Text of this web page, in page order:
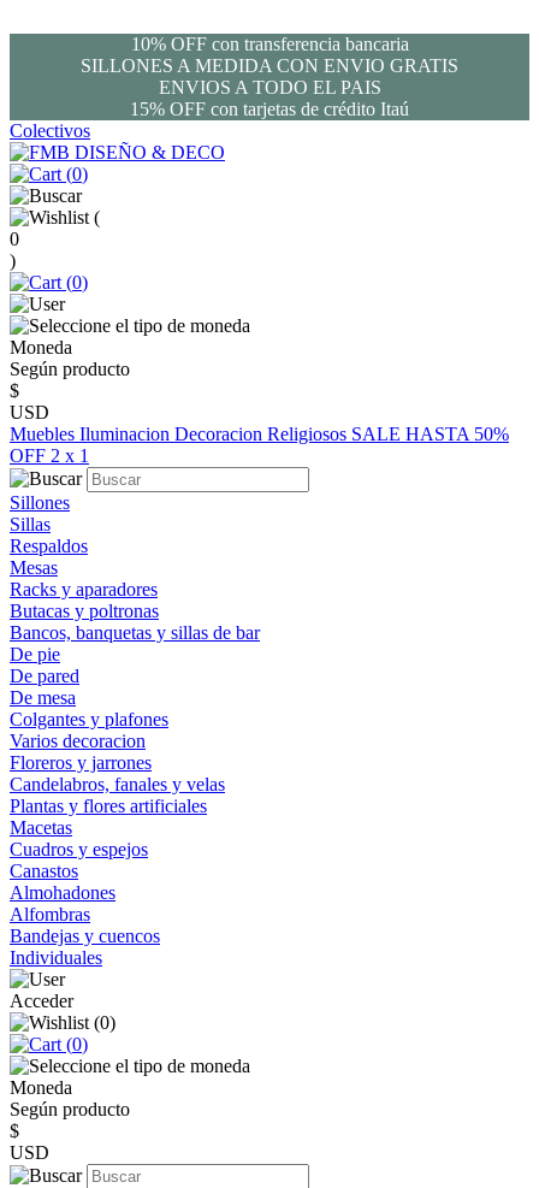
10% OFF con transferencia bancaria
SILLONES A MEDIDA CON ENVIO GRATIS
ENVIOS A TODO EL PAIS
15% OFF con tarjetas de crédito Itaú
Colectivos
(0)
(
0
)
(0)
Moneda
Según producto
$
USD
Muebles Iluminacion Decoracion Religiosos SALE HASTA 50%
OFF 2 x 1
Sillones
Sillas
Respaldos
Mesas
Racks y aparadores
Butacas y poltronas
Bancos, banquetas y sillas de bar
De pie
De pared
De mesa
Colgantes y plafones
Varios decoracion
Floreros y jarrones
Candelabros, fanales y velas
Plantas y flores artificiales
Macetas
Cuadros y espejos
Canastos
Almohadones
Alfombras
Bandejas y cuencos
Individuales
Acceder
(0)
(0)
Moneda
Según producto
$
USD